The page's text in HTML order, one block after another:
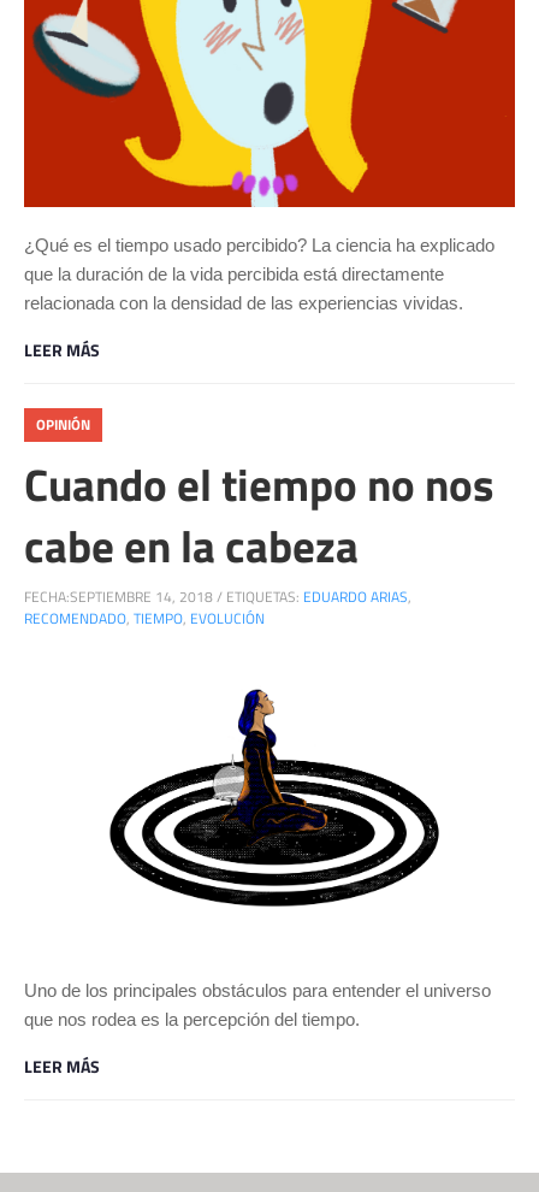
¿Qué es el tiempo usado percibido? La ciencia ha explicado
que la duración de la vida percibida está directamente
relacionada con la densidad de las experiencias vividas.
LEER MÁS
OPINIÓN
Cuando el tiempo no nos
cabe en la cabeza
FECHA:SEPTIEMBRE 14, 2018/ ETIQUETAS: EDUARDO ARIAS,
RECOMENDADO, TIEMPO, EVOLUCIÓN
Uno de los principales obstáculos para entender el universo
que nos rodea es la percepción del tiempo.
LEER MÁS